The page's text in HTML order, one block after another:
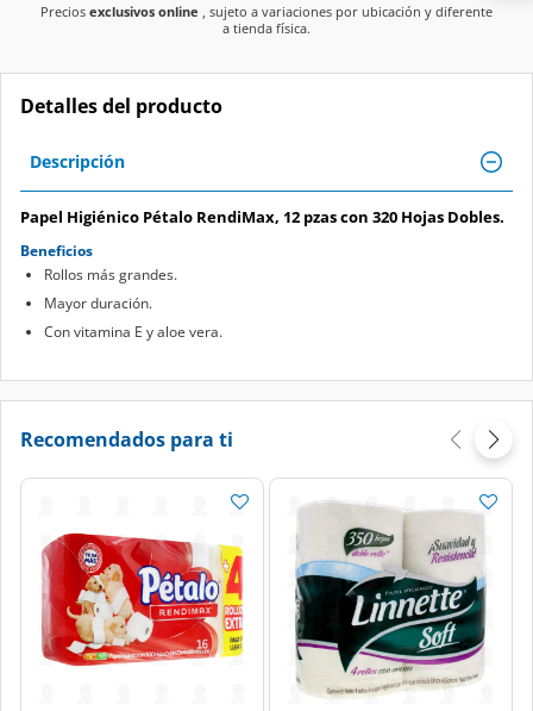
Precios exclusivos online , sujeto a variaciones por ubicación y diferente
a tienda física.
Detalles del producto
Descripción
Papel Higiénico Pétalo RendiMax, 12 pzas con 320 Hojas Dobles.
Beneficios
Rollos más grandes.
Mayor duración.
Con vitamina E y aloe vera.
Recomendados para ti